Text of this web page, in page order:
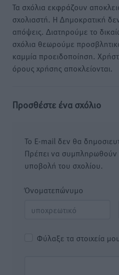
Τα σχόλια εκφράζουν
σχολιαστή. Η Δημοκρατική δεν
απόψεις. Διατηρούμε το
σχόλια θεωρούμε
καμμία προειδοποίηση.
όρους χρήσης αποκλείονται.
Προσθέστε ένα σχόλιο
Το E-mail δεν θα
Πρέπει να συμπληρωθούν
υποβολή του σχολίου.
Όνοματεπώνυμο
Φύλαξε τα στοιχεία